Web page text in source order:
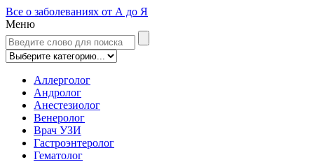
Все о заболеваниях от А до Я
Меню
Аллерголог
Андролог
Анестезиолог
Венеролог
Врач УЗИ
Гастроэнтеролог
Гематолог